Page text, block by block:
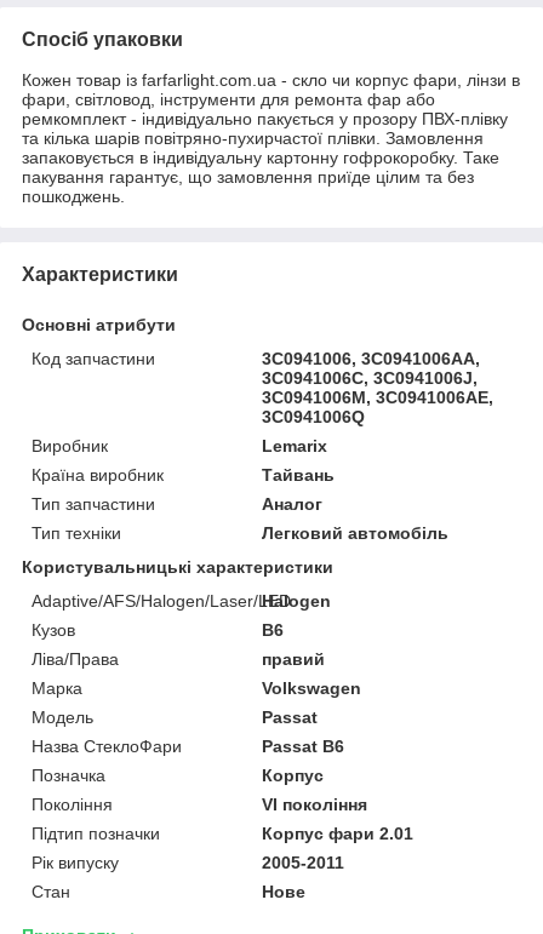
Спосіб упаковки
Кожен товар із farfarlight.com.ua - скло чи корпус фари, лінзи в
фари, світловод, інструменти для ремонта фар або
ремкомплект - індивідуально пакується у прозору ПВХ-плівку
та кілька шарів повітряно-пухирчастої плівки. Замовлення
запаковується в індивідуальну картонну гофрокоробку. Таке
пакування гарантує, що замовлення приїде цілим та без
пошкоджень.
Характеристики
Основні атрибути
Код запчастини
3C0941006, 3C0941006AA,
3C0941006C, 3C0941006J,
3C0941006M, 3C0941006AE,
3C0941006Q
Виробник
Lemarix
Країна виробник
Тайвань
Тип запчастини
Аналог
Тип техніки
Легковий автомобіль
Користувальницькі характеристики
Adaptive/AFS/Halogen/Laser/LEDHalogen
Кузов
B6
Ліва/Права
правий
Марка
Volkswagen
Мoдель
Passat
Назва СтеклоФари
Passat B6
Позначка
Корпус
Покоління
VI покоління
Підтип позначки
Корпус фари 2.01
Рік випуску
2005-2011
Стан
Нове